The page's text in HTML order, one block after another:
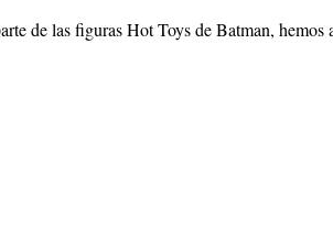
de las figuras Hot Toys de Batman,